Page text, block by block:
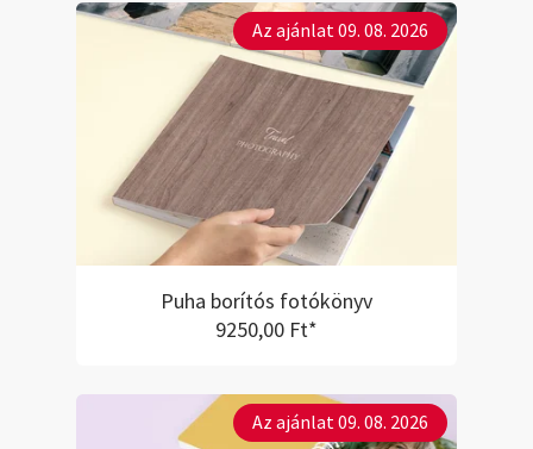
Az ajánlat 09. 08. 2026
Puha borítós fotókönyv
9250,00 Ft*
Az ajánlat 09. 08. 2026